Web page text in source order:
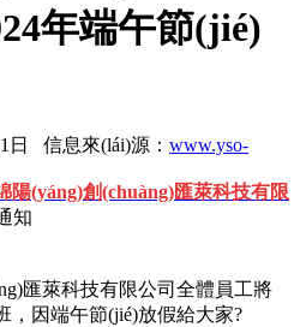
年端午節(jié)
日 信息來(lái)源： www.yso-
陽(yáng)創(chuàng)匯萊科技有限
知
匯萊科技有限公司全體員工將
，因端午節(jié)放假給大家?